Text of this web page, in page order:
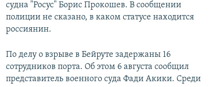
судна "Росус" Борис Прокошев. В сообщении
полиции не сказано, в каком статусе находится
россиянин.
По делу о взрыве в Бейруте задержаны 16
сотрудников порта. Об этом 6 августа сообщил
представитель военного суда Фади Акики. Среди